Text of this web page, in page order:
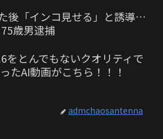
後「インコ見せる」と誘導…
歳男逮捕
6をとんでもないクオリティで
たAI動画がこちら！！！
admchaosantenna